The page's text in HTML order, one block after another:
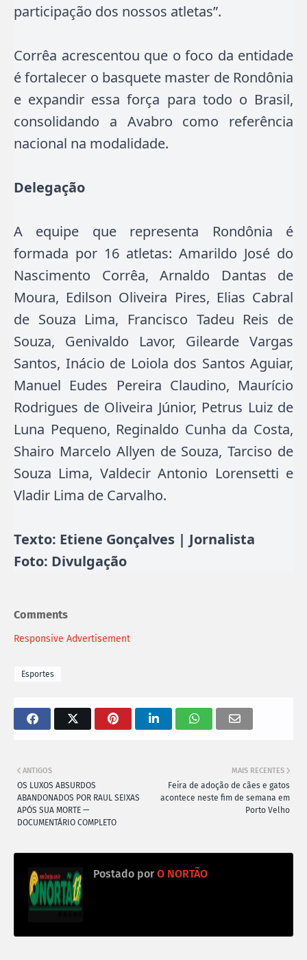
participação dos nossos atletas”.
Corrêa acrescentou que o foco da entidade
é fortalecer o basquete master de Rondônia
e expandir essa força para todo o Brasil,
consolidando a Avabro como referência
nacional na modalidade.
Delegação
A equipe que representa Rondônia é
formada por 16 atletas: Amarildo José do
Nascimento Corrêa, Arnaldo Dantas de
Moura, Edilson Oliveira Pires, Elias Cabral
de Souza Lima, Francisco Tadeu Reis de
Souza, Genivaldo Lavor, Gilearde Vargas
Santos, Inácio de Loiola dos Santos Aguiar,
Manuel Eudes Pereira Claudino, Maurício
Rodrigues de Oliveira Júnior, Petrus Luiz de
Luna Pequeno, Reginaldo Cunha da Costa,
Shairo Marcelo Allyen de Souza, Tarciso de
Souza Lima, Valdecir Antonio Lorensetti e
Vladir Lima de Carvalho.
Texto: Etiene Gonçalves | Jornalista
Foto: Divulgação
Comments
Responsive Advertisement
Esportes
MAIS RECENTES
Feira de adoção de cães e gatos
acontece neste fim de semana em
Porto Velho
ANTIGOS
OS LUXOS ABSURDOS
ABANDONADOS POR RAUL SEIXAS
APÓS SUA MORTE —
DOCUMENTÁRIO COMPLETO
Postado por O NORTÃO